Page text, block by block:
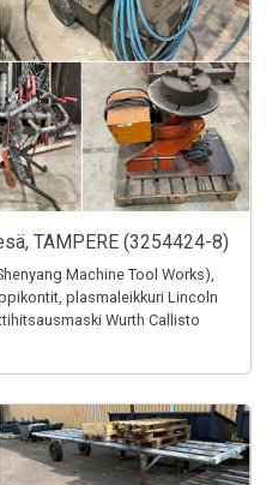
TAMPERE (3254424-8)
Machine Tool Works),
plasmaleikkuri Lincoln
Wurth Callisto